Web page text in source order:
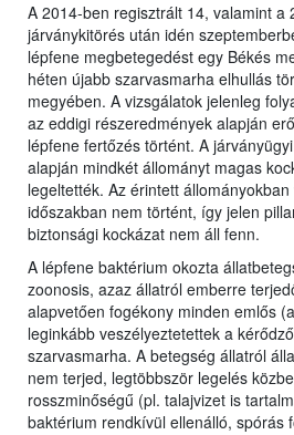
A 2014-ben regisztrált 14, valamint a
járványkitörés után idén
lépfene megbetegedést egy Békés
héten újabb szarvasmarha elhullás
megyében. A vizsgálatok jelenleg
az eddigi részeredmények alapján
lépfene fertőzés történt. A
alapján mindkét állományt magas
legeltették. Az érintett
időszakban nem történt, így jelen
biztonsági kockázat nem áll fenn.
A lépfene baktérium okozta
zoonosis, azaz állatról emberre
alapvetően fogékony minden emlős
leginkább veszélyeztetettek a
szarvasmarha. A betegség állatról
nem terjed, legtöbbször legelés
rosszminőségű (pl. talajvizet is
baktérium rendkívül ellenálló, spórás